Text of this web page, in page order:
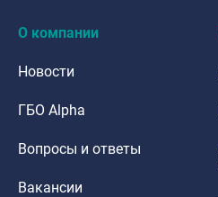
О компании
Новости
ГБО Alpha
Вопросы и ответы
Вакансии